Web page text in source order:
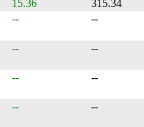
15.36
315.34
-- --
-- --
-- --
-- --